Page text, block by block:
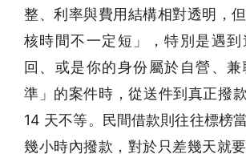
整、利率與費用結構相對透明，
核時間不一定短」，特別是遇
回、或是你的身份屬於自營、
準」的案件時，從送件到真正撥
14 天不等。民間借款則往往標榜
幾小時內撥款，對於只差幾天就